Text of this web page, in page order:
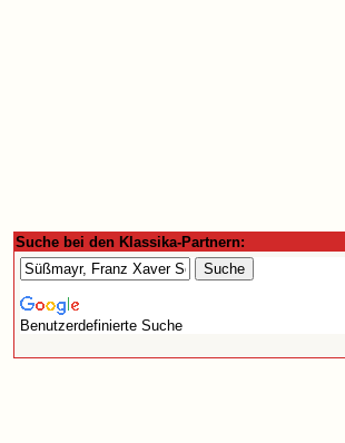
Suche bei den Klassika-Partnern:
Benutzerdefinierte Suche